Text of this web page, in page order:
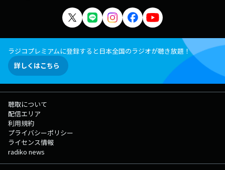
ラジコプレミアムに登録すると日本全国のラジオが聴き放題！
詳しくはこちら
聴取について
配信エリア
利用規約
プライバシーポリシー
ライセンス情報
radiko news